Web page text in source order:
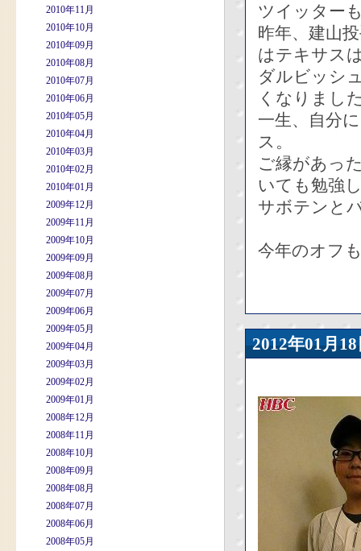
2010年11月
2010年10月
2010年09月
2010年08月
2010年07月
2010年06月
2010年05月
2010年04月
2010年03月
2010年02月
2010年01月
2009年12月
2009年11月
2009年10月
2009年09月
2009年08月
2009年07月
2009年06月
2009年05月
2009年04月
2009年03月
2009年02月
2009年01月
2008年12月
2008年11月
2008年10月
2008年09月
2008年08月
2008年07月
2008年06月
2008年05月
ツイッター
昨年、建山
はテキサス
ダルビッシ
くなりまし
一生、自分
ス。
ご縁があっ
いても勉強
サボテンと
今年のオフ
2012年01